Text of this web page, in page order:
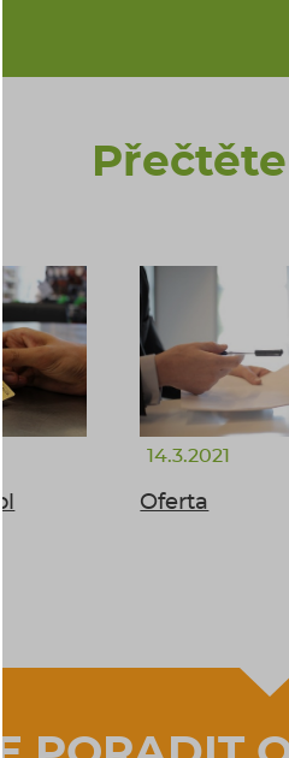
14.3.2021
Oferta